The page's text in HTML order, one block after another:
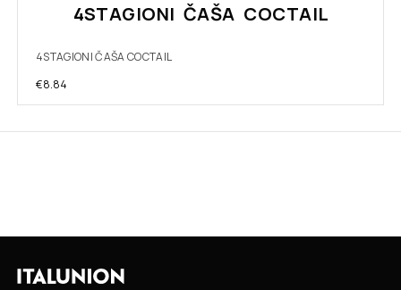
4STAGIONI ČAŠA COCTAIL
4STAGIONI ČAŠA COCTAIL
€8.84